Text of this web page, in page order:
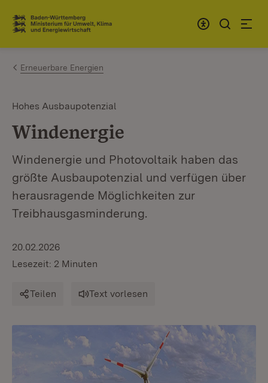
Zum Inhalt springen
Link zur Startseite
Erneuerbare Energien
Hohes Ausbaupotenzial
Windenergie
Windenergie und Photovoltaik haben das
größte Ausbaupotenzial und verfügen über
herausragende Möglichkeiten zur
Treibhausgasminderung.
20.02.2026
Lesezeit: 2 Minuten
Teilen Text vorlesen